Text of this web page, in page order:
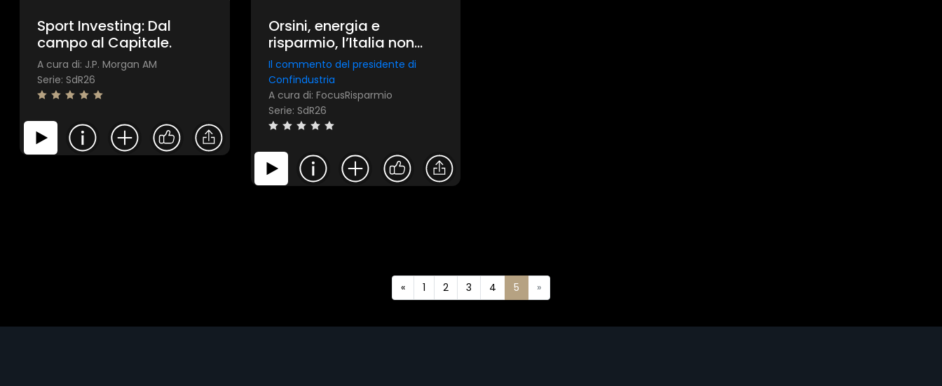
Sport Investing: Dal
campo al Capitale.
A cura di: J.P. Morgan AM
Serie: SdR26
Orsini, energia e
risparmio, l’Italia non
può più aspettare
Il commento del presidente di
Confindustria
A cura di: FocusRisparmio
Serie: SdR26
« 1 2 3 4 5 »